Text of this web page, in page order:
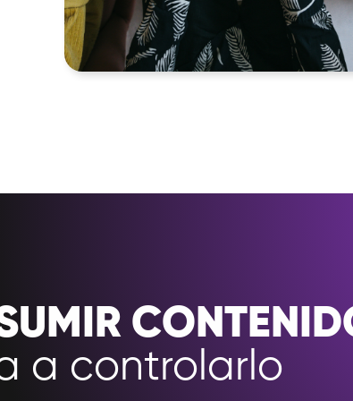
a controlarlo